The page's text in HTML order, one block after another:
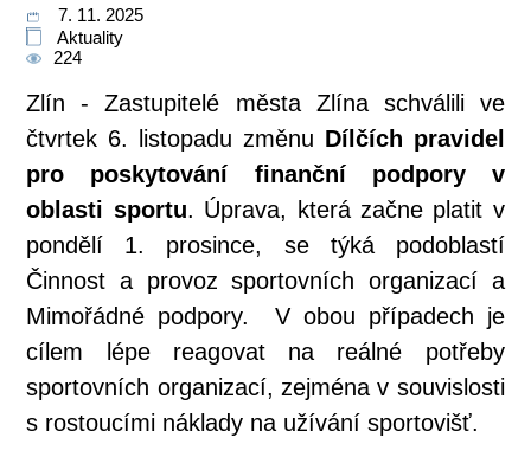
7. 11. 2025
Aktuality
224
Zlín - Zastupitelé města Zlína schválili ve
čtvrtek 6. listopadu změnu Dílčích pravidel
pro poskytování finanční podpory v
oblasti sportu. Úprava, která začne platit v
pondělí 1. prosince, se týká podoblastí
Činnost a provoz sportovních organizací a
Mimořádné podpory. V obou případech je
cílem lépe reagovat na reálné potřeby
sportovních organizací, zejména v souvislosti
s rostoucími náklady na užívání sportovišť.